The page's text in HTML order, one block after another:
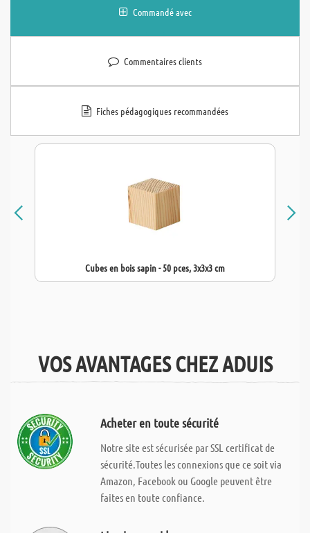
Commandé avec
Commentaires clients
Fiches pédagogiques recommandées
Cubes en bois sapin - 50 pces, 3x3x3 cm
VOS AVANTAGES CHEZ ADUIS
Acheter en toute sécurité
Notre site est sécurisée par SSL certificat de
sécurité.Toutes les connexions que ce soit via
Amazon, Facebook ou Google peuvent être
faites en toute confiance.